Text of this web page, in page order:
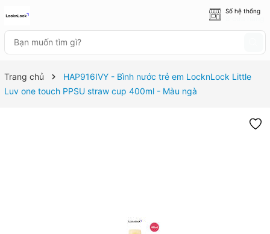
Số hệ thống
Trang chủ
HAP916IVY - Bình nước trẻ em LocknLock Little
Luv one touch PPSU straw cup 400ml - Màu ngà